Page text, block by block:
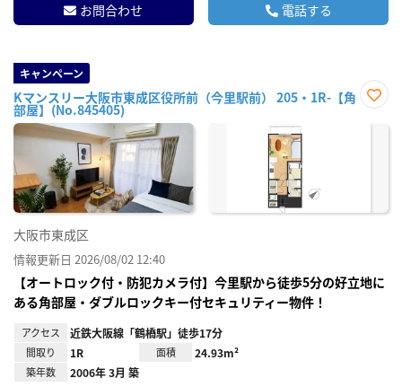
お問合わせ 電話する
キャンペーン
Kマンスリー大阪市東成区役所前（今里駅前） 205・1R-【角
部屋】(No.845405)
に入
大阪市東成区
情報更新日 2026/08/02 12:40
【オートロック付・防犯カメラ付】今里駅から徒歩5分の好立地に
ある角部屋・ダブルロックキー付セキュリティー物件！
アクセス 近鉄大阪線「鶴橋駅」徒歩17分
間取り 1R 面積 24.93m²
築年数 2006年 3月 築